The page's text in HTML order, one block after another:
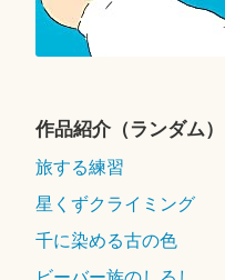
作品紹介（ランダム）
旅する練習
星くずクライミング
千に染める古の色